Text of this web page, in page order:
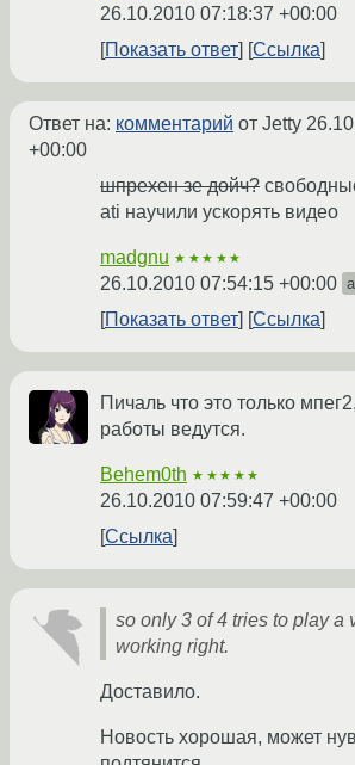
26.10.2010 07:18:37 +00:00
Показать ответ
Ссылка
Ответ на: комментарий от Jetty
+00:00
шпрехен зе дойч?
ati научили ускорять видео
madgnu ★★★★★
26.10.2010 07:54:15 +00:00
Показать ответ Ссылка
Пичаль что это только
работы ведутся.
Behem0th ★★★★★
26.10.2010 07:59:47 +00:00
Ссылка
so only 3 of 4 tries to play a
working right.
Доставило.
Новость хорошая, может